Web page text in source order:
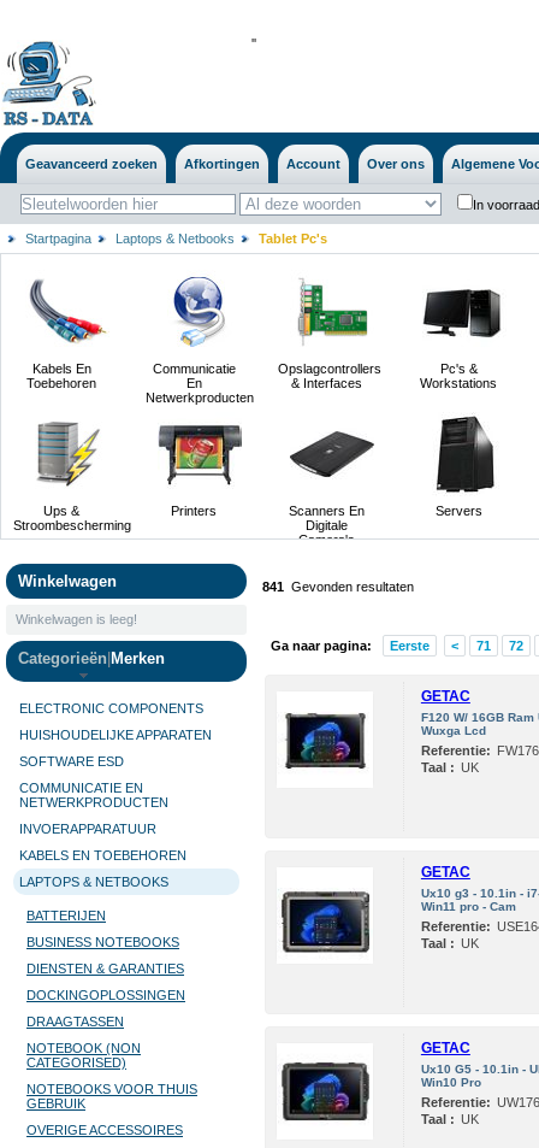
''
Geavanceerd zoeken Afkortingen Account Over ons Algemene
In
Startpagina Laptops & Netbooks Tablet Pc's
Kabels En
Toebehoren
Communicatie
En
Netwerkproducten
Opslagcontrollers
& Interfaces
Pc's &
Workstations
Ups &
Stroombescherming
Printers
Scanners En
Digitale
Camera's
Servers
Winkelwagen
Winkelwagen is leeg!
Categorieën Merken
ELECTRONIC COMPONENTS
HUISHOUDELIJKE APPARATEN
SOFTWARE ESD
COMMUNICATIE EN
NETWERKPRODUCTEN
INVOERAPPARATUUR
KABELS EN TOEBEHOREN
LAPTOPS & NETBOOKS
BATTERIJEN
BUSINESS NOTEBOOKS
DIENSTEN & GARANTIES
DOCKINGOPLOSSINGEN
DRAAGTASSEN
NOTEBOOK (NON
CATEGORISED)
NOTEBOOKS VOOR THUIS
GEBRUIK
OVERIGE ACCESSOIRES
841 Gevonden resultaten
Ga naar pagina: Eerste < 71 72
GETAC
F120 W/ 16GB
Wuxga Lcd
Referentie:
Taal : UK
GETAC
Ux10 g3 - 10.1in -
Win11 pro - Cam
Referentie:
Taal : UK
GETAC
Ux10 G5 - 10.1in -
Win10 Pro
Referentie:
Taal : UK